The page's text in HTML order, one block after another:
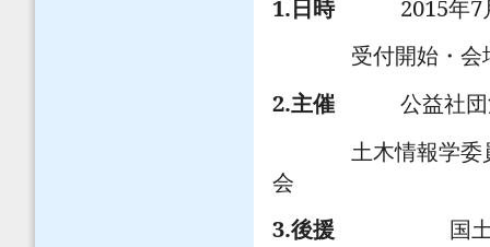
1. 日時 2015年7
受付開始
2.主催
公益社
土木情報学
会
3.後援
国